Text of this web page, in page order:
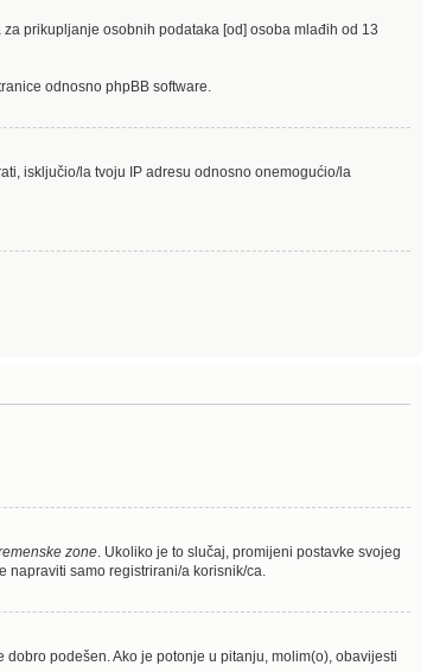
prikupljanje osobnih podataka [od] osoba mlađih od 13
odnosno phpBB software.
isključio/la tvoju IP adresu odnosno onemogućio/la
zone . Ukoliko je to slučaj, promijeni postavke svojeg
samo registrirani/a korisnik/ca.
podešen. Ako je potonje u pitanju, molim(o), obavijesti